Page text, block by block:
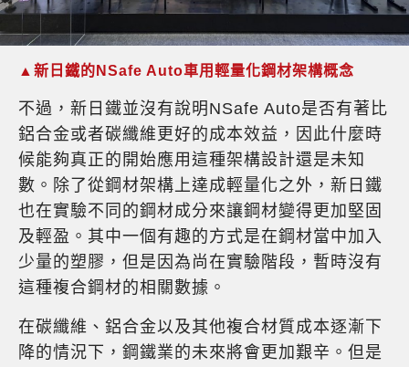
▲新日鐵的NSafe Auto車用輕量化鋼材架構概念
不過，新日鐵並沒有說明NSafe Auto是否有著比
鋁合金或者碳纖維更好的成本效益，因此什麼時
候能夠真正的開始應用這種架構設計還是未知
數。除了從鋼材架構上達成輕量化之外，新日鐵
也在實驗不同的鋼材成分來讓鋼材變得更加堅固
及輕盈。其中一個有趣的方式是在鋼材當中加入
少量的塑膠，但是因為尚在實驗階段，暫時沒有
這種複合鋼材的相關數據。
在碳纖維、鋁合金以及其他複合材質成本逐漸下
降的情況下，鋼鐵業的未來將會更加艱辛。但是